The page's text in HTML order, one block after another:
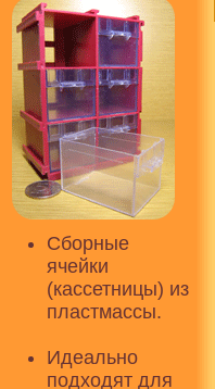
Сборные
ячейки
(кассетницы) из
пластмассы.
Идеально
подходят для